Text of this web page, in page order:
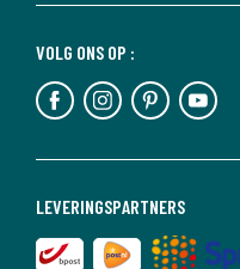
LEVERINGSPARTNERS
VOLG ONS OP :